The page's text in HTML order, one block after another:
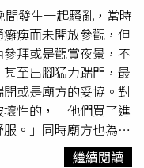
間發生一起騷亂，當時
瘓而未開放參觀，但
拜或是觀賞夜景，不
至出腳猛力踹門，最
或是廟方的妥協。對
性的，「他們買了進
。」同時廟方也為他
繼續閱讀